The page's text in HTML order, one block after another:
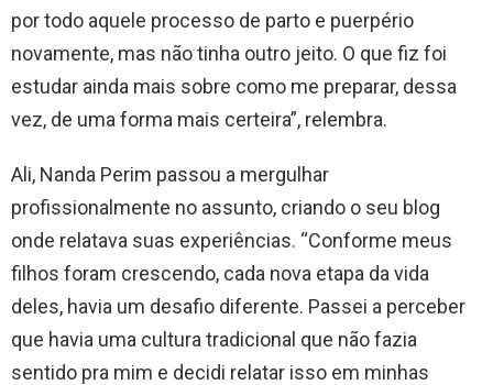
por todo aquele processo de parto e puerpério
novamente, mas não tinha outro jeito. O que fiz foi
estudar ainda mais sobre como me preparar, dessa
vez, de uma forma mais certeira”, relembra.
Ali, Nanda Perim passou a mergulhar
profissionalmente no assunto, criando o seu blog
onde relatava suas experiências. “Conforme meus
filhos foram crescendo, cada nova etapa da vida
deles, havia um desafio diferente. Passei a perceber
que havia uma cultura tradicional que não fazia
sentido pra mim e decidi relatar isso em minhas